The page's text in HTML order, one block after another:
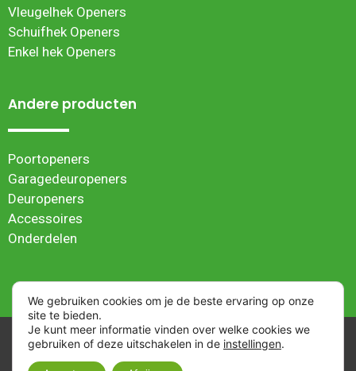
Vleugelhek Openers
Schuifhek Openers
Enkel hek Openers
Andere producten
Poortopeners
Garagedeuropeners
Deuropeners
Accessoires
Onderdelen
Algemene verkoopvoorwaarden| Webwinkel ontwikkeld
door
NIWI Marketing
| © 2023 Superjack Hekopeners |
We gebruiken cookies om je de beste ervaring op onze
site te bieden.
Je kunt meer informatie vinden over welke cookies we
gebruiken of deze uitschakelen in de instellingen.